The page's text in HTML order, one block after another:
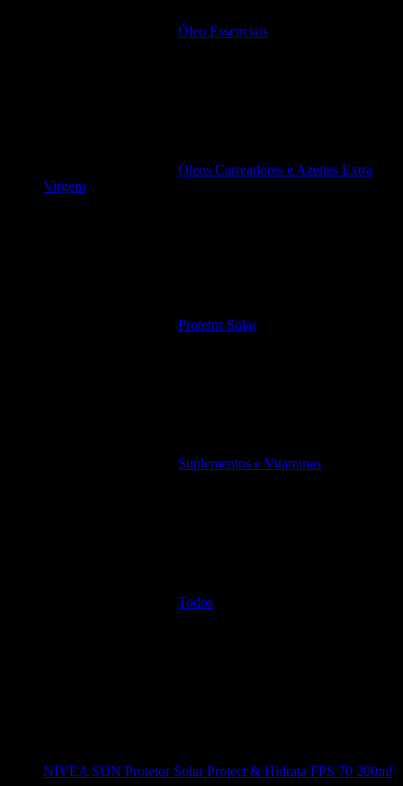
Óleo Essenciais
Óleos Carreadores e Azeites Extra
Virgem
Protetor Solar
Suplementos e Vitaminas
Todos
NIVEA SUN Protetor Solar Protect & Hidrata FPS 70 200ml